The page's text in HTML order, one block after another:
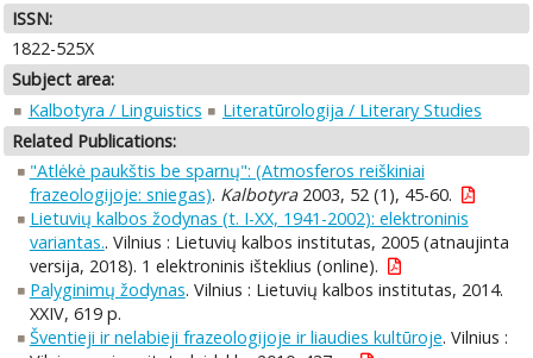
ISSN:
1822-525X
Subject area:
Kalbotyra / Linguistics
Literatūrologija / Literary Studies
Related Publications:
"Atlėkė paukštis be sparnų": (Atmosferos reiškiniai
frazeologijoje: sniegas). Kalbotyra2003, 52 (1), 45-60.
Lietuvių kalbos žodynas (t. I-XX, 1941-2002): elektroninis
variantas.. Vilnius : Lietuvių kalbos institutas, 2005 (atnaujinta
versija, 2018). 1 elektroninis išteklius (online).
Palyginimų žodynas. Vilnius : Lietuvių kalbos institutas, 2014.
XXIV, 619 p.
Šventieji ir nelabieji frazeologijoje ir liaudies kultūroje. Vilnius :